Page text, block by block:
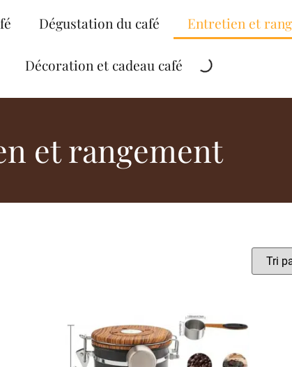
Dégustation du café Entretien et
Décoration et cadeau café
et rangement